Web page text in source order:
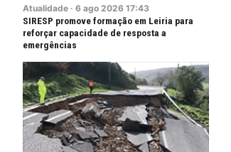
Atualidade · 6 ago 2026 17:43
SIRESP promove formação em Leiria para
reforçar capacidade de resposta a
emergências